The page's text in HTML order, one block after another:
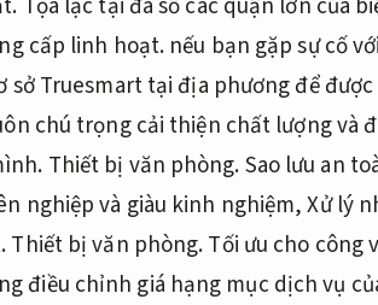
cấp linh hoạt. nếu bạn gặp sự cố
sở Truesmart tại địa phương để
chú trọng cải thiện chất lượng và
Thiết bị văn phòng.Sao lưu an
nghiệp và giàu kinh nghiệm,Xử lý
Thiết bị văn phòng.Tối ưu cho công
điều chỉnh giá hạng mục dịch vụ